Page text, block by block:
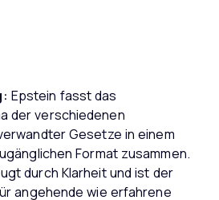
Epstein fasst das
der verschiedenen
Gesetze in einem
Format zusammen.
durch Klarheit und ist der
angehende wie erfahrene